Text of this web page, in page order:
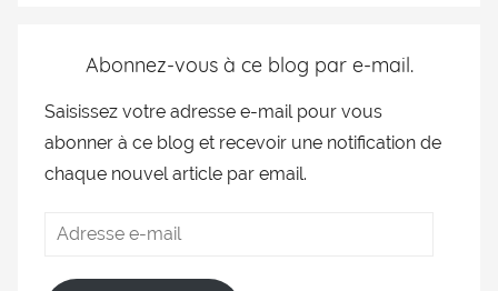
Abonnez-vous à ce blog par e-mail.
Saisissez votre adresse e-mail pour vous
abonner à ce blog et recevoir une notification de
chaque nouvel article par email.